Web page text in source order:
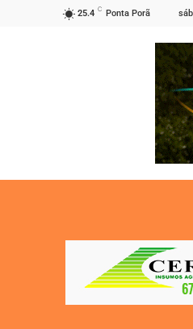
25.4 C Ponta Porã